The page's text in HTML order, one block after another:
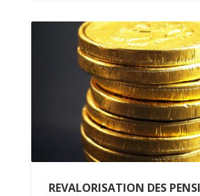
REVALORISATION DES